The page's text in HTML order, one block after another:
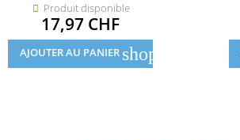
 Produit disponible
Prix
17,97 CHF
AJOUTER AU PANIER shopping_cart